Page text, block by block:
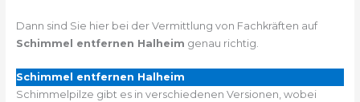
Dann sind Sie hier bei der Vermittlung von Fachkräften auf
Schimmel entfernen Halheim genau richtig.
Schimmel entfernen Halheim
Schimmelpilze gibt es in verschiedenen Versionen, wobei